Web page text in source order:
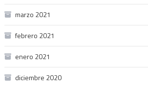
marzo 2021
febrero 2021
enero 2021
diciembre 2020